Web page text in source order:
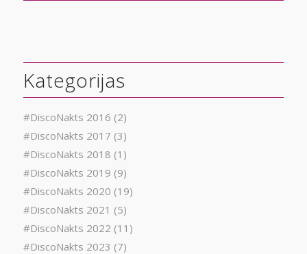
Kategorijas
#DiscoNakts 2016 (2)
#DiscoNakts 2017 (3)
#DiscoNakts 2018 (1)
#DiscoNakts 2019 (9)
#DiscoNakts 2020 (19)
#DiscoNakts 2021 (5)
#DiscoNakts 2022 (11)
#DiscoNakts 2023 (7)